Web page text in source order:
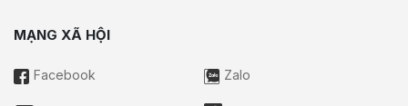
MẠNG XÃ HỘI
Facebook Zalo